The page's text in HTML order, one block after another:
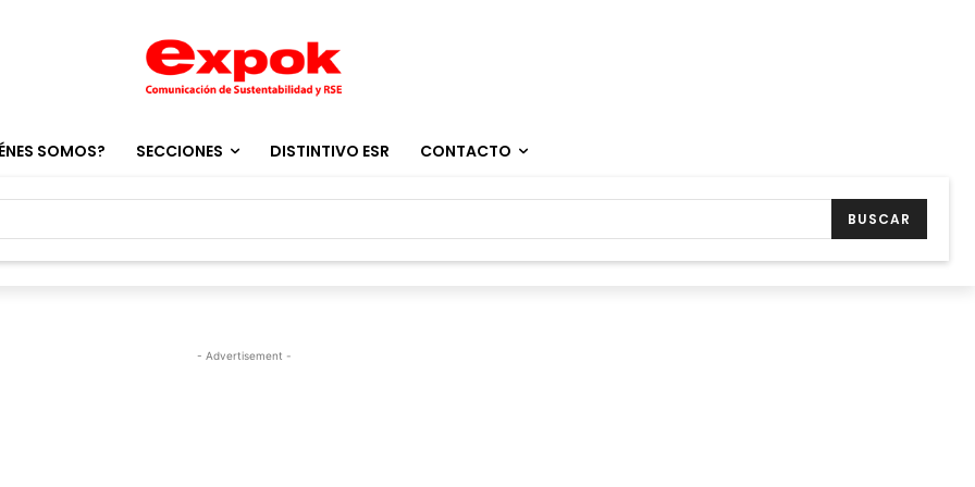
SOMOS? SECCIONES DISTINTIVO ESR CONTACTO
BUSCAR
- Advertisement -